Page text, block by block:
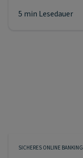
5 min Lesedauer
SICHERES ONLINE BANKING